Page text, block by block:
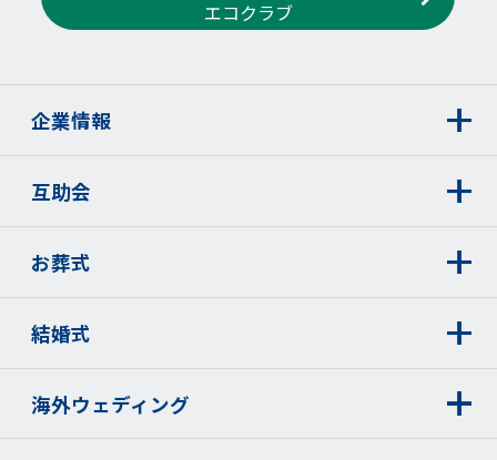
エコクラブ
企業情報
互助会
お葬式
結婚式
海外ウェディング